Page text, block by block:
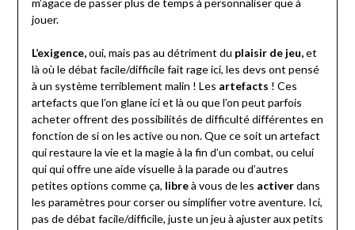
m’agace de passer plus de temps à personnaliser que à
jouer.
L’exigence,oui, mais pas au détriment du plaisir de jeu,et
là où le débat facile/difficile fait rage ici, les devs ont pensé
à un système terriblement malin ! Les artefacts ! Ces
artefacts que l’on glane ici et là ou que l’on peut parfois
acheter offrent des possibilités de difficulté différentes en
fonction de si on les active ou non. Que ce soit un artefact
qui restaure la vie et la magie à la fin d’un combat, ou celui
qui qui offre une aide visuelle à la parade ou d’autres
petites options comme ça, libreà vous de les activerdans
les paramètres pour corser ou simplifier votre aventure. Ici,
pas de débat facile/difficile, juste un jeu à ajuster aux petits